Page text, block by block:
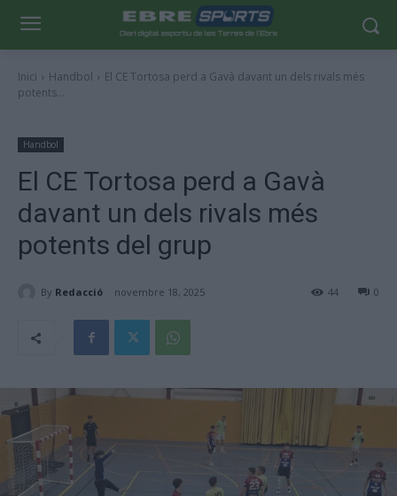
Inici Handbol
El CE Tortosa perd a Gavà davant un dels rivals més
potents...
Handbol
El CE Tortosa perd a Gavà
davant un dels rivals més
potents del grup
By Redacció novembre 18, 2025 0
44